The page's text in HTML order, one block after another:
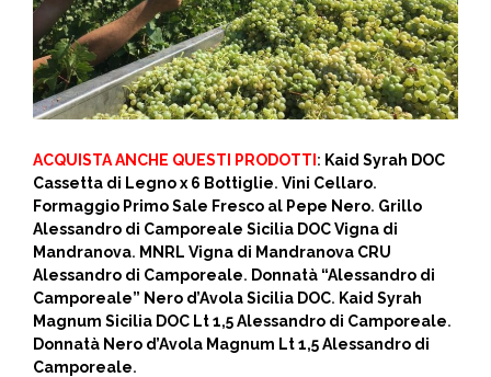
ACQUISTA ANCHE QUESTI PRODOTTI: Kaid Syrah DOC
Cassetta di Legno x 6 Bottiglie. Vini Cellaro.
Formaggio Primo Sale Fresco al Pepe Nero. Grillo
Alessandro di Camporeale Sicilia DOC Vigna di
Mandranova. MNRL Vigna di Mandranova CRU
Alessandro di Camporeale. Donnatà “Alessandro di
Camporeale” Nero d’Avola Sicilia DOC. Kaid Syrah
Magnum Sicilia DOC Lt 1,5 Alessandro di Camporeale.
Donnatà Nero d’Avola Magnum Lt 1,5 Alessandro di
Camporeale.